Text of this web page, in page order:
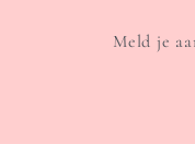
Meld je